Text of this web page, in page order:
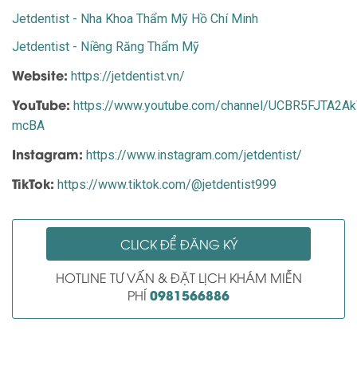
Jetdentist - Nha Khoa Thẩm Mỹ Hồ Chí Minh
Jetdentist - Niềng Răng Thẩm Mỹ
Website: https://jetdentist.vn/
YouTube: https://www.youtube.com/channel/
mcBA
Instagram: https://www.instagram.com/jetdentist/
TikTok: https://www.tiktok.com/@jetdentist999
CLICK ĐỂ ĐĂNG KÝ
HOTLINE TƯ VẤN & ĐẶT LỊCH KHÁM MIỄN
PHÍ0981566886